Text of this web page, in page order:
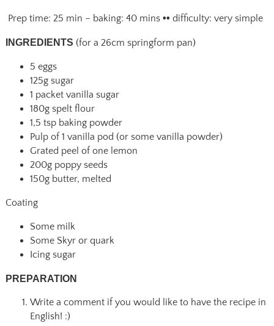
Prep time: 25 min – baking: 40 mins •• difficulty: very simple
INGREDIENTS (for a 26cm springform pan)
5 eggs
125g sugar
1 packet vanilla sugar
180g spelt flour
1,5 tsp baking powder
Pulp of 1 vanilla pod (or some vanilla powder)
Grated peel of one lemon
200g poppy seeds
150g butter, melted
Coating
Some milk
Some Skyr or quark
Icing sugar
PREPARATION
Write a comment if you would like to have the recipe in
English! :)